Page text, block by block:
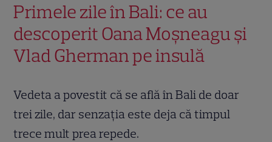
Primele zile în Bali: ce au
descoperit Oana Moșneagu și
Vlad Gherman pe insulă
Vedeta a povestit că se află în Bali de doar
trei zile, dar senzația este deja că timpul
trece mult prea repede.